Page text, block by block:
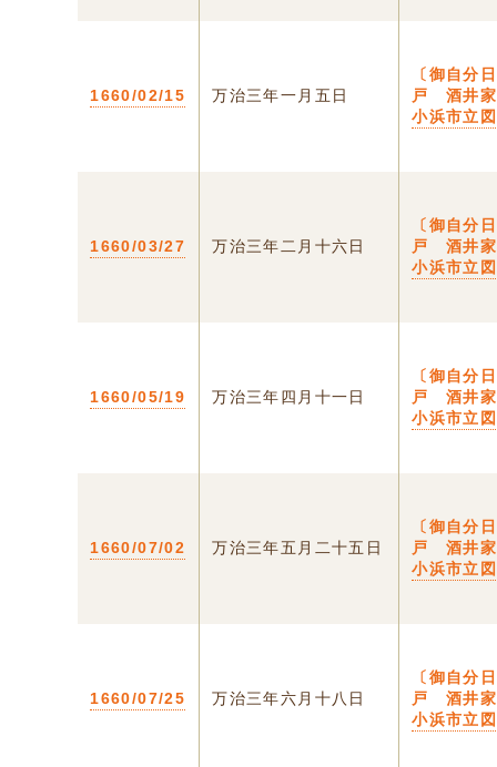
1660/02/15 万治三年一月五日
〔御自分
戸 酒井
小浜市立
1660/03/27 万治三年二月十六日
〔御自分
戸 酒井
小浜市立
1660/05/19 万治三年四月十一日
〔御自分
戸 酒井
小浜市立
1660/07/02 万治三年五月二十五日
〔御自分
戸 酒井
小浜市立
1660/07/25 万治三年六月十八日
〔御自分
戸 酒井
小浜市立